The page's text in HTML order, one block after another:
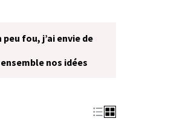
fou, j’ai envie de
nos idées